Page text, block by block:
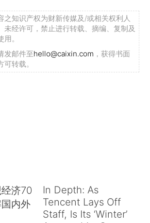
之知识产权为财新传媒及/或相关权利人
未经许可，禁止进行转载、摘编、复制及
。
发邮件至hello@caixin.com ，获得书面
转载。
济70
内外
In Depth: As
Tencent Lays Off
Staff, Is Its ‘Winter’